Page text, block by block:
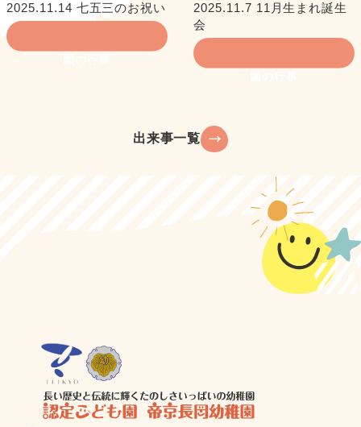
2025.11.14 七五三のお祝い
2025.11.7 11月生まれ誕生
会
出来事一覧